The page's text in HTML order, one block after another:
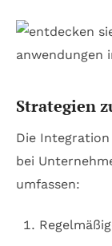
Strategien
Die
bei
umfassen: